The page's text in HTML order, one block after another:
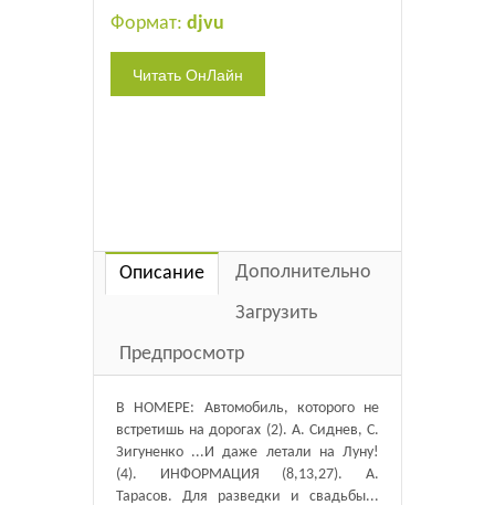
Формат: djvu
Описание
Дополнительно
Загрузить
Предпросмотр
В НОМЕРЕ: Автомобиль, которого не
встретишь на дорогах (2). А. Сиднев, С.
Зигуненко ...И даже летали на Луну!
(4). ИНФОРМАЦИЯ (8,13,27). А.
Тарасов. Для разведки и свадьбы...